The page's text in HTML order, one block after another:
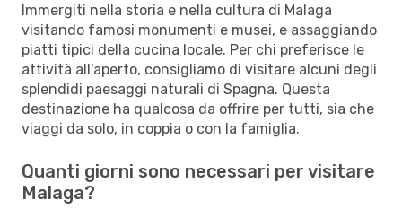
Immergiti nella storia e nella cultura di Malaga
visitando famosi monumenti e musei, e assaggiando
piatti tipici della cucina locale. Per chi preferisce le
attività all'aperto, consigliamo di visitare alcuni degli
splendidi paesaggi naturali di Spagna. Questa
destinazione ha qualcosa da offrire per tutti, sia che
viaggi da solo, in coppia o con la famiglia.
Quanti giorni sono necessari per visitare
Malaga?